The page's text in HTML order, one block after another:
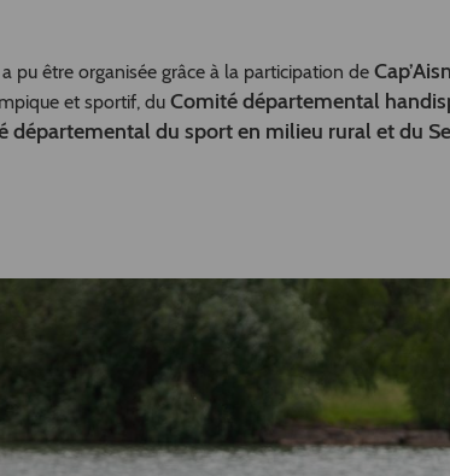
pu être organisée grâce à la participation de
et sportif, du Comité départemental
départemental du sport en milieu rural et du